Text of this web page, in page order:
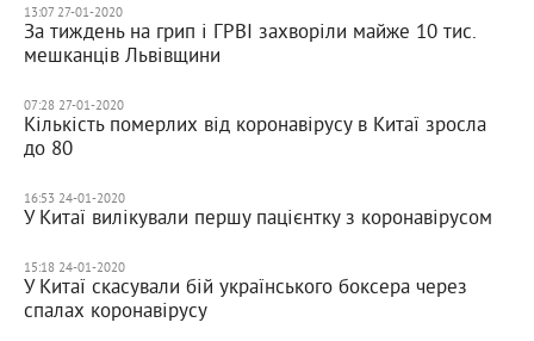
13:07 27-01-2020
За тиждень на грип і ГРВІ захворіли майже 10 тис.
мешканців Львівщини
07:28 27-01-2020
Кількість померлих від коронавірусу в Китаї зросла
до 80
16:53 24-01-2020
У Китаї вилікували першу пацієнтку з коронавірусом
15:18 24-01-2020
У Китаї скасували бій українського боксера через
спалах коронавірусу